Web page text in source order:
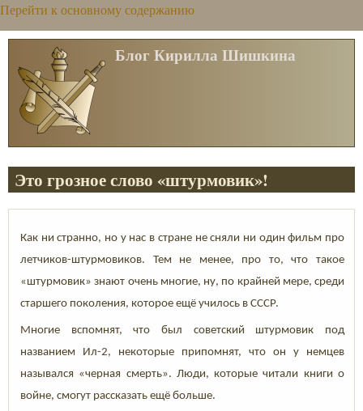
Перейти к основному содержанию
Блог Кирилла Шишкина
Это грозное слово «штурмовик»!
Как ни странно, но у нас в стране не сняли ни один фильм про
летчиков-штурмовиков. Тем не менее, про то, что такое
«штурмовик» знают очень многие, ну, по крайней мере, среди
старшего поколения, которое ещё училось в СССР.
Многие вспомнят, что был советский штурмовик под
названием Ил-2, некоторые припомнят, что он у немцев
назывался «черная смерть». Люди, которые читали книги о
войне, смогут рассказать ещё больше.